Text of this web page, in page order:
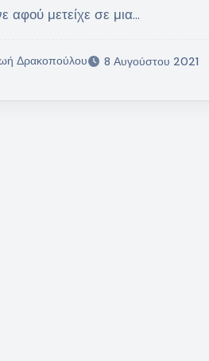
αφού μετείχε σε μια…
Δρακοπούλου 8 Αυγούστου 2021